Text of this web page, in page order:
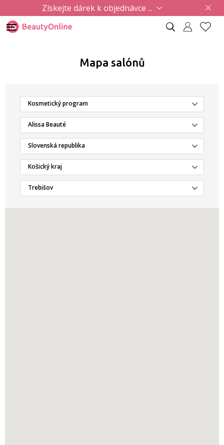
Získejte dárek k objednávce ...
Mapa salónů
Kosmetický program
Alissa Beauté
Slovenská republika
Košický kraj
Trebišov